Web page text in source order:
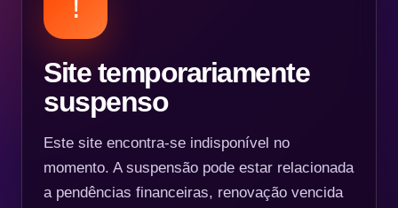
Site temporariamente
suspenso
Este site encontra-se indisponível no
momento. A suspensão pode estar relacionada
a pendências financeiras, renovação vencida